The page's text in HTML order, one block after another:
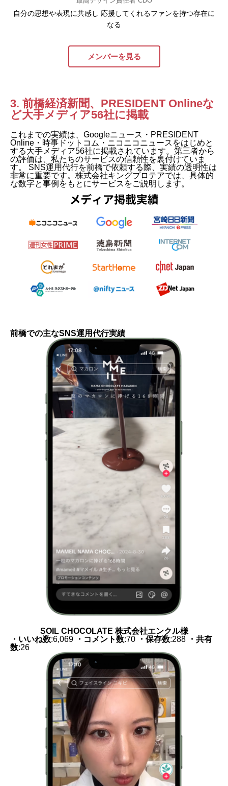
自分の思想や表現に共感し 応援してくれるファンを持つ存在に
なる
メンバーを見る
3. 前橋経済新聞、PRESIDENT Onlineな
ど大手メディア56社に掲載
これまでの実績は、Googleニュース・PRESIDENT
Online・時事ドットコム・ニコニコニュースをはじめと
する大手メディア56社に掲載されています。第三者から
の評価は、私たちのサービスの信頼性を裏付けていま
す。 SNS運用代行を前橋で依頼する際、実績の透明性は
非常に重要です。株式会社キングプロテアでは、具体的
な数字と事例をもとにサービスをご説明します。
前橋での主なSNS運用代行実績
SOIL CHOCOLATE 株式会社エンクル様
・いいね数:6,069 ・コメント数:70 ・保存数:288
・共有
数:26